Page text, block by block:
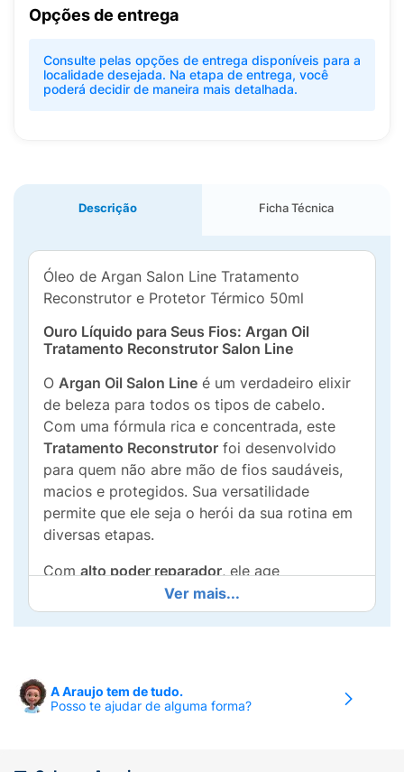
Opções de entrega
Consulte pelas opções de entrega disponíveis para a
localidade desejada. Na etapa de entrega, você
poderá decidir de maneira mais detalhada.
Descrição Ficha Técnica
Óleo de Argan Salon Line Tratamento
Reconstrutor e Protetor Térmico 50ml
Ouro Líquido para Seus Fios: Argan Oil
Tratamento Reconstrutor Salon Line
O Argan Oil Salon Line é um verdadeiro elixir
de beleza para todos os tipos de cabelo.
Com uma fórmula rica e concentrada, este
Tratamento Reconstrutor foi desenvolvido
para quem não abre mão de fios saudáveis,
macios e protegidos. Sua versatilidade
permite que ele seja o herói da sua rotina em
diversas etapas.
Comalto poder reparador, ele age
diretamente na fibra capilar danificada,
selando as cutículas e eliminando o aspecto
secador ou a chapinha não danifiquem a
Ver mais...
A Araujo tem de tudo.
Posso te ajudar de alguma forma?